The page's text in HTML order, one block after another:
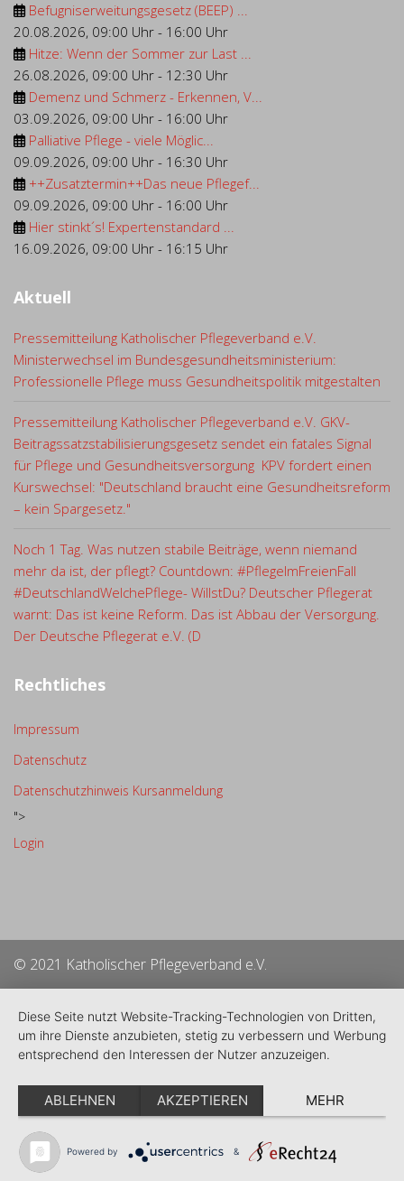
Befugniserweitungsgesetz (BEEP) ...
20.08.2026, 09:00 Uhr - 16:00 Uhr
Hitze: Wenn der Sommer zur Last ...
26.08.2026, 09:00 Uhr - 12:30 Uhr
Demenz und Schmerz - Erkennen, V...
03.09.2026, 09:00 Uhr - 16:00 Uhr
Palliative Pflege - viele Möglic...
09.09.2026, 09:00 Uhr - 16:30 Uhr
++Zusatztermin++Das neue Pflegef...
09.09.2026, 09:00 Uhr - 16:00 Uhr
Hier stinkt´s! Expertenstandard ...
16.09.2026, 09:00 Uhr - 16:15 Uhr
Aktuell
Pressemitteilung Katholischer Pflegeverband e.V.
Ministerwechsel im Bundesgesundheitsministerium:
Professionelle Pflege muss Gesundheitspolitik mitgestalten
Pressemitteilung Katholischer Pflegeverband e.V. GKV-
Beitragssatzstabilisierungsgesetz sendet ein fatales Signal
für Pflege und Gesundheitsversorgung KPV fordert einen
Kurswechsel: "Deutschland braucht eine Gesundheitsreform
– kein Spargesetz."
Noch 1 Tag. Was nutzen stabile Beiträge, wenn niemand
mehr da ist, der pflegt? Countdown: #PflegeImFreienFall
#DeutschlandWelchePflege- WillstDu? Deutscher Pflegerat
warnt: Das ist keine Reform. Das ist Abbau der Versorgung.
Der Deutsche Pflegerat e.V. (D
Rechtliches
Impressum
Datenschutz
Datenschutzhinweis Kursanmeldung
">
Login
© 2021 Katholischer Pflegeverband e.V.
Diese Seite nutzt Website-Tracking-Technologien von Dritten,
um ihre Dienste anzubieten, stetig zu verbessern und Werbung
entsprechend den Interessen der Nutzer anzuzeigen.
ABLEHNEN AKZEPTIEREN MEHR
Powered by &